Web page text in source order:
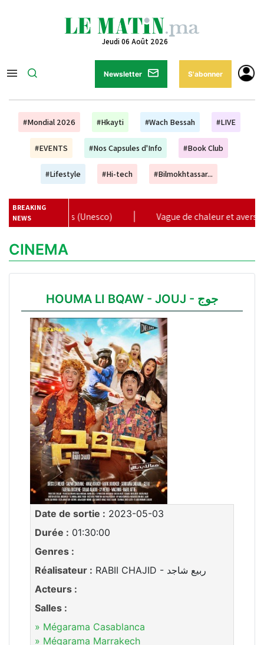
Jeudi 06 Août 2026
Newsletter S'abonner
#Mondial 2026 #Hkayti #Wach Bessah #LIVE
#EVENTS #Nos Capsules d'Info #Book Club
#Lifestyle #Hi-tech #Bilmokhtassar...
BREAKING
NEWS
(Unesco) | Vague de chaleur et averses orageuses
CINEMA
HOUMA LI BQAW - JOUJ - جوج
Date de sortie : 2023-05-03
Durée : 01:30:00
Genres :
Réalisateur :
RABII CHAJID - ربيع شاجد
Acteurs :
Salles :
» Mégarama Casablanca
» Mégarama Marrakech